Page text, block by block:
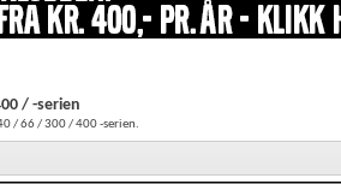
/ -serien
/ 66 / 300 / 400 -serien.